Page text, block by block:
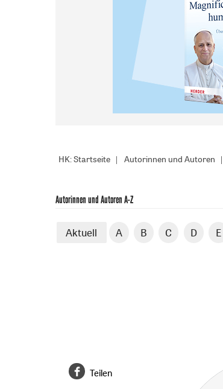
HK: Startseite Autorinnen und Autoren
Autorinnen und Autoren A-Z
Aktuell A B C D E
Teilen